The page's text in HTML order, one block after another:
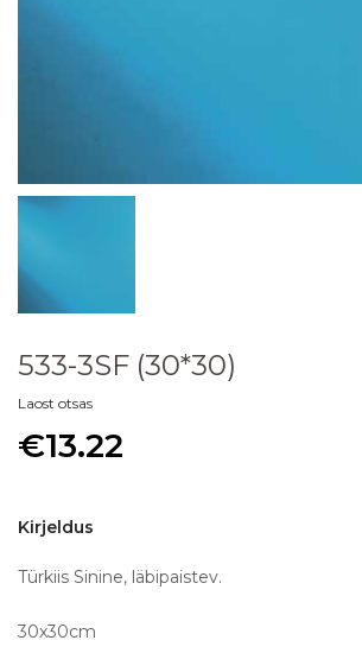
533-3SF (30*30)
Laost otsas
€13.22
Kirjeldus
Türkiis Sinine, läbipaistev.
30x30cm